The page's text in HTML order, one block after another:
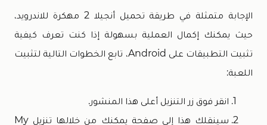
الإجابة متمثلة في طريقة تحميل أنجيلا 2 مهكرة للاندرويد،
حيث يمكنك إكمال العملية بسهولة إذا كنت تعرف كيفية
تثبيت التطبيقات على Android، تابع الخطوات التالية لتثبيت
اللعبة:
انقر فوق زر التنزيل أعلى هذا المنشور.
سينقلك هذا إلى صفحة يمكنك من خلالها تنزيل My